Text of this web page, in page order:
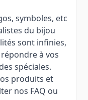
symboles, etc
du bijou
sont infinies,
à vos
spéciales.
produits et
nos FAQ ou